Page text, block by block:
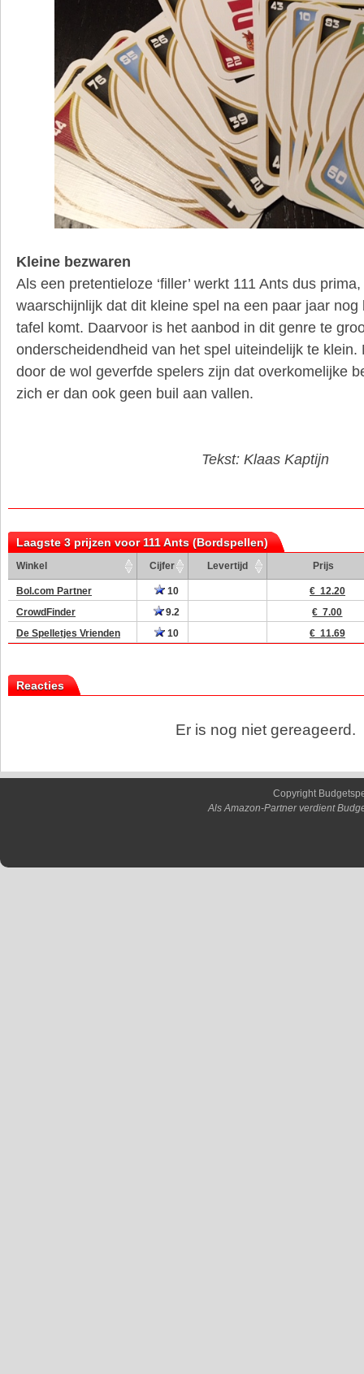
Kleine bezwaren
Als een pretentieloze ‘filler’ werkt 111 Ants dus
waarschijnlijk dat dit kleine spel na een paar jaar
tafel komt. Daarvoor is het aanbod in dit genre te
onderscheidendheid van het spel uiteindelijk te klein.
door de wol geverfde spelers zijn dat overkomelijke
zich er dan ook geen buil aan vallen.
Tekst: Klaas Kaptijn
Laagste 3 prijzen voor 111 Ants (Bordspellen)
Winkel Cijfer Levertijd Prijs
Bol.com Partner 10
€ 12.20
CrowdFinder
9.2
€ 7.00
De Spelletjes Vrienden
10 € 11.69
Reacties
Er is nog niet gereageerd.
Copyright
Als Amazon-Partner verdient